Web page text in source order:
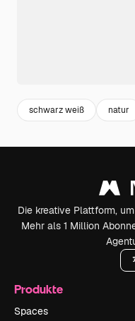
schwarz weiß natur
Die kreative Plattform,
Mehr als 1 Million
Produkte
Spaces